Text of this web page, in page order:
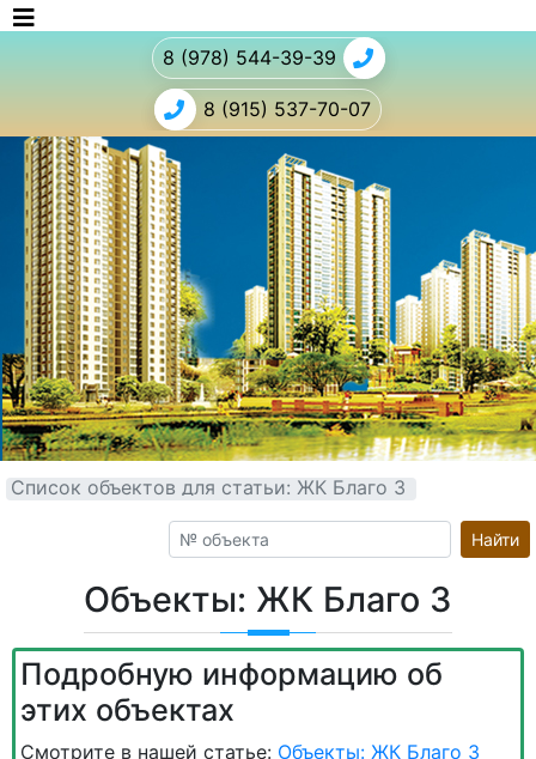
8 (978) 544-39-39
8 (915) 537-70-07
Список объектов для статьи: ЖК Благо 3
Найти
Объекты: ЖК Благо 3
Подробную информацию об
этих объектах
Смотрите в нашей статье: Объекты: ЖК Благо 3